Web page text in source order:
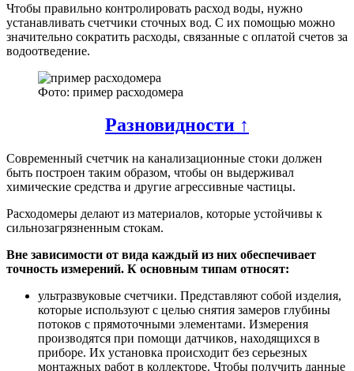
Чтобы правильно контролировать расход воды, нужно
устанавливать счетчики сточных вод. С их помощью можно
значительно сократить расходы, связанные с оплатой счетов за
водоотведение.
Фото: пример расходомера
Разновидности ↑
Современный счетчик на канализационные стоки должен
быть построен таким образом, чтобы он выдерживал
химические средства и другие агрессивные частицы.
Расходомеры делают из материалов, которые устойчивы к
сильнозагрязненным стокам.
Вне зависимости от вида каждый из них обеспечивает
точность измерений. К основным типам относят:
ультразвуковые счетчики. Представляют собой изделия,
которые используют с целью снятия замеров глубины
потоков с прямоточными элементами. Измерения
производятся при помощи датчиков, находящихся в
приборе. Их установка происходит без серьезных
монтажных работ в коллекторе. Чтобы получить данные